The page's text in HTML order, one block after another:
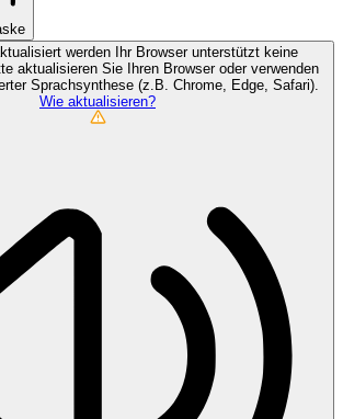
werden
Ihr Browser unterstützt keine
aktualisieren Sie Ihren Browser oder verwenden
Sprachsynthese (z.B. Chrome, Edge, Safari).
Wie aktualisieren?